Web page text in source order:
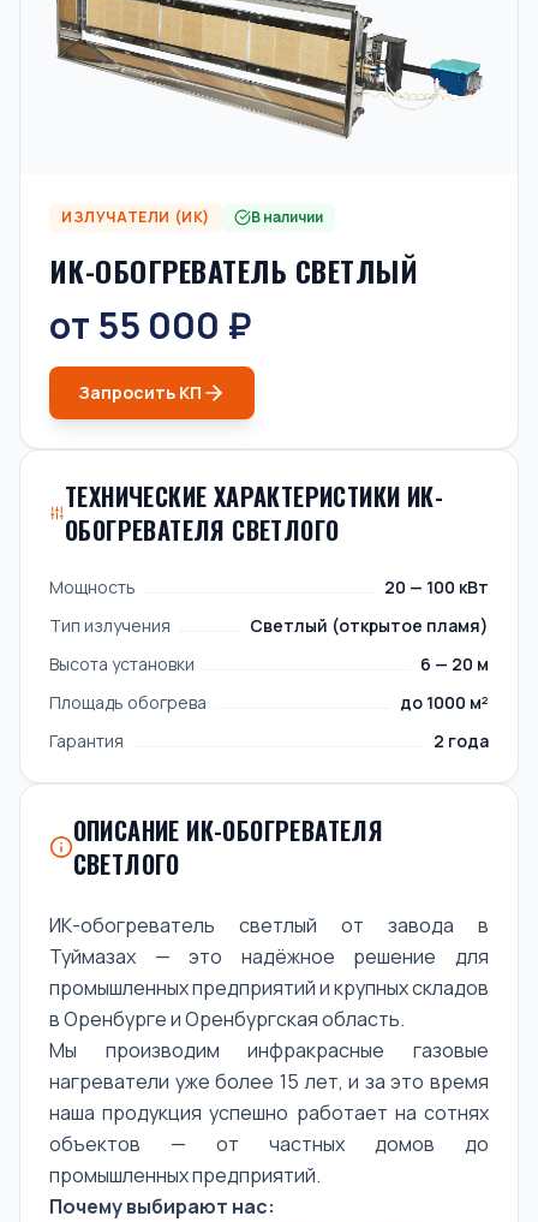
ИЗЛУЧАТЕЛИ (ИК) В наличии
ИК-ОБОГРЕВАТЕЛЬ СВЕТЛЫЙ
от 55 000 ₽
Запросить КП
ТЕХНИЧЕСКИЕ ХАРАКТЕРИСТИКИ ИК-
ОБОГРЕВАТЕЛЯ СВЕТЛОГО
Мощность
20 — 100 кВт
Тип излучения
Светлый (открытое пламя)
Высота установки
6 — 20 м
Площадь обогрева
до 1000 м²
Гарантия
2 года
ОПИСАНИЕ ИК-ОБОГРЕВАТЕЛЯ
СВЕТЛОГО
ИК-обогреватель светлый от завода в
Туймазах — это надёжное решение для
промышленных предприятий и крупных складов
в Оренбурге и Оренбургская область.
Мы производим инфракрасные газовые
нагреватели уже более 15 лет, и за это время
наша продукция успешно работает на сотнях
объектов — от частных домов до
промышленных предприятий.
Почему выбирают нас: